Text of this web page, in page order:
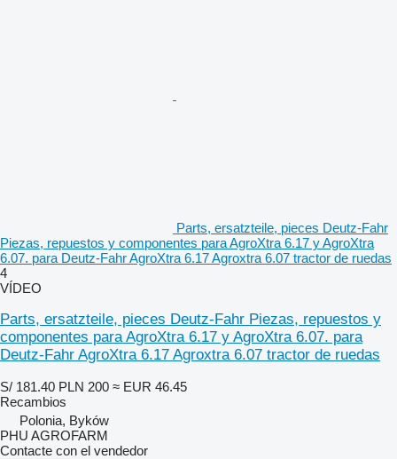
Parts, ersatzteile, pieces Deutz-Fahr
Piezas, repuestos y componentes para AgroXtra 6.17 y AgroXtra
6.07. para Deutz-Fahr AgroXtra 6.17 Agroxtra 6.07 tractor de ruedas
4
VÍDEO
Parts, ersatzteile, pieces Deutz-Fahr Piezas, repuestos y
componentes para AgroXtra 6.17 y AgroXtra 6.07. para
Deutz-Fahr AgroXtra 6.17 Agroxtra 6.07 tractor de ruedas
S/ 181.40 PLN 200 ≈ EUR 46.45
Recambios
Polonia, Byków
PHU AGROFARM
Contacte con el vendedor